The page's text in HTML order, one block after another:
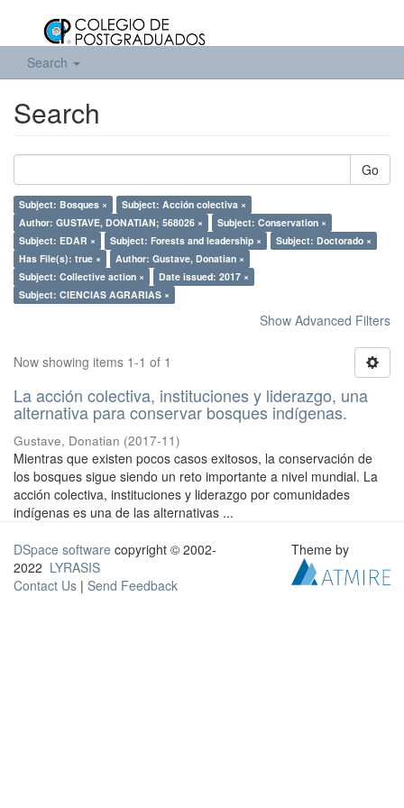
Search
Search
Go
Subject: Bosques ×
Subject: Acción colectiva ×
Author: GUSTAVE, DONATIAN; 568026 ×
Subject: Conservation ×
Subject: EDAR ×
Subject: Forests and leadership ×
Subject: Doctorado ×
Has File(s): true ×
Author: Gustave, Donatian ×
Subject: Collective action ×
Date issued: 2017 ×
Subject: CIENCIAS AGRARIAS ×
Show Advanced Filters
Now showing items 1-1 of 1
La acción colectiva, instituciones y liderazgo, una
alternativa para conservar bosques indígenas.
Gustave, Donatian (2017-11)
Mientras que existen pocos casos exitosos, la conservación de
los bosques sigue siendo un reto importante a nivel mundial. La
acción colectiva, instituciones y liderazgo por comunidades
indígenas es una de las alternativas ...
DSpace software copyright © 2002-
2022 LYRASIS
Contact Us | Send Feedback
Theme by